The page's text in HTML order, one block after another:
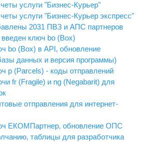
услуги "Бизнес-Курьер"
услуги "Бизнес-Курьер экспресс"
2031 ПВЗ и АПС партнеров
ключ bo (Box)
bo (Box) в API, обновление
данных и версия программы)
p (Parcels) - коды отправлений
fr (Fragile) и ng (Negabarit) для
отправления для интернет-
ЕКОМПартнер, обновление ОПС
таблицы для разработчика